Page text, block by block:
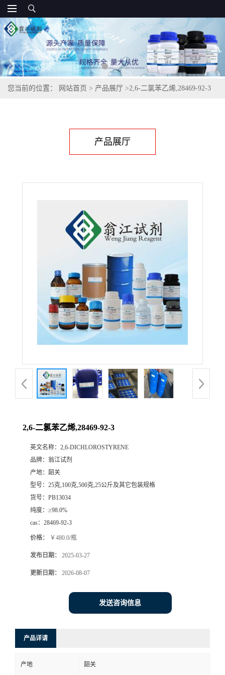
您当前的位置： 网站首页 > 产品展厅 >2,6-二氯苯乙烯,28469-92-3
产品展厅
2,6-二氯苯乙烯,28469-92-3
英文名称： 2,6-DICHLOROSTYRENE
品牌： 翁江试剂
产地： 韶关
型号： 25克,100克,500克,25公斤及其它包装规格
货号： PB13034
纯度： ≥98.0%
cas： 28469-92-3
价格： ￥480.0/瓶
发布日期： 2025-03-27
更新日期： 2026-08-07
发送咨询信息
产品详请
产地 韶关